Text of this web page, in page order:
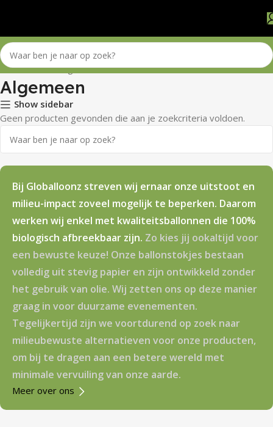
Home Winkel Algemeen
Algemeen
Show sidebar
Geen producten gevonden die aan je zoekcriteria voldoen.
Bij Globalloonz streven wij ernaar onze uitstoot en
milieu-impact zoveel mogelijk te beperken. Daarom
werken wij enkel met kwaliteitsballonnen die 100%
biologisch afbreekbaar zijn. Zo kies jij ookaltijd voor
een bewuste keuze! Onze ballonstokjes bestaan
volledig uit stevig papier en zijn ontwikkeld zonder
het gebruik van olie. Wij zetten ons op deze manier
graag in voor duurzame evenementen.
Tegelijkertijd zijn we voortdurend op zoek naar
milieubewuste alternatieven voor onze producten,
om bij te dragen aan een betere wereld met
minimale vervuiling van onze aarde.
Meer over ons